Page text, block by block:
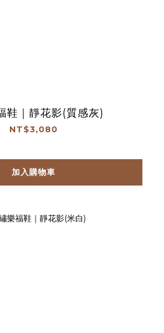
鞋｜靜花影(質感灰)
NT$3,080
加入購物車